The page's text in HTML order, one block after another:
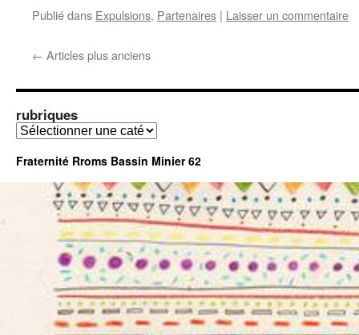
Publié dans Expulsions, Partenaires | Laisser un commentaire
← Articles plus anciens
rubriques
rubriques
Fraternité Rroms Bassin Minier 62